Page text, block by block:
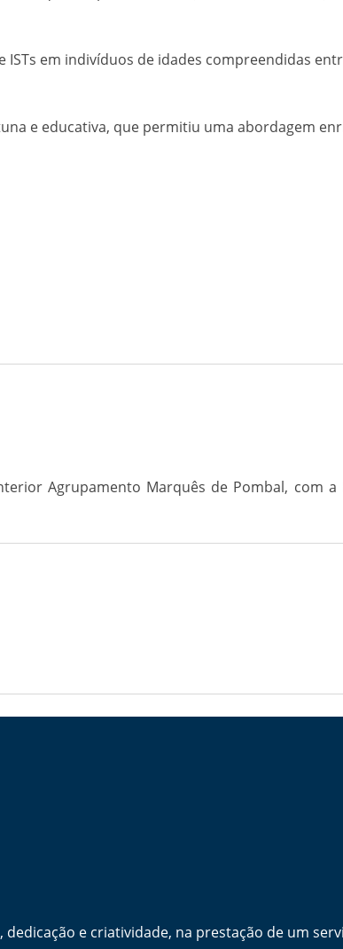
em indivíduos de idades compreendidas
e educativa, que permitiu uma abordagem
Agrupamento Marquês de Pombal, com a
e criatividade, na prestação de um